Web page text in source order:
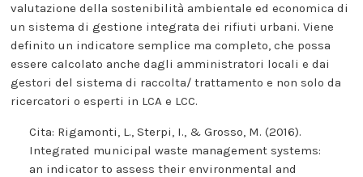
valutazione della sostenibilità ambientale ed economica di
un sistema di gestione integrata dei rifiuti urbani. Viene
definito un indicatore semplice ma completo, che possa
essere calcolato anche dagli amministratori locali e dai
gestori del sistema di raccolta/ trattamento e non solo da
ricercatori o esperti in LCA e LCC.
Cita: Rigamonti, L., Sterpi, I., & Grosso, M. (2016).
Integrated municipal waste management systems:
an indicator to assess their environmental and